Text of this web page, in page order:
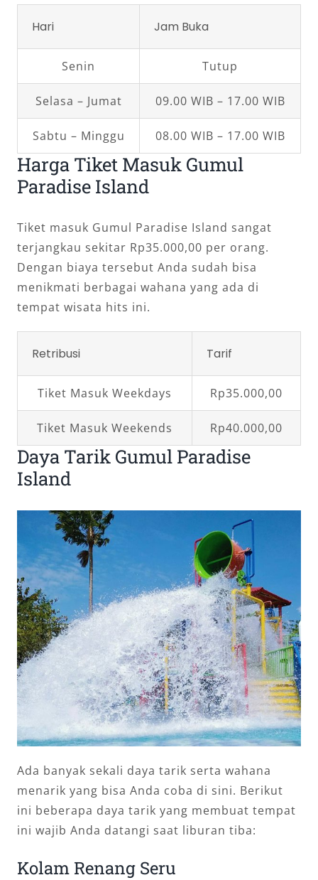
Hari Jam Buka
Senin Tutup
Selasa – Jumat 09.00 WIB – 17.00 WIB
Sabtu – Minggu 08.00 WIB – 17.00 WIB
Harga Tiket Masuk Gumul
Paradise Island
Tiket masuk Gumul Paradise Island sangat
terjangkau sekitar Rp35.000,00 per orang.
Dengan biaya tersebut Anda sudah bisa
menikmati berbagai wahana yang ada di
tempat wisata hits ini.
Retribusi Tarif
Tiket Masuk Weekdays Rp35.000,00
Tiket Masuk Weekends Rp40.000,00
Daya Tarik Gumul Paradise
Island
Ada banyak sekali daya tarik serta wahana
menarik yang bisa Anda coba di sini. Berikut
ini beberapa daya tarik yang membuat tempat
ini wajib Anda datangi saat liburan tiba:
Kolam Renang Seru